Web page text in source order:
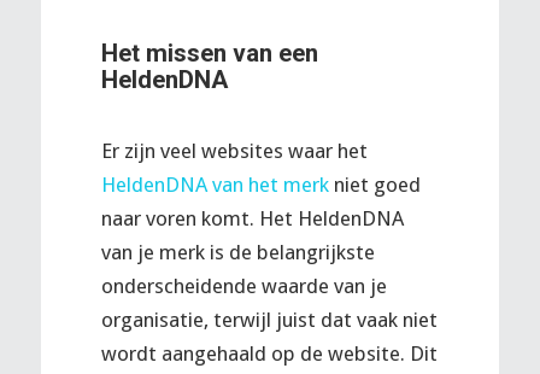
Het missen van een
HeldenDNA
Er zijn veel websites waar het
HeldenDNA van het merkniet goed
naar voren komt. Het HeldenDNA
van je merk is de belangrijkste
onderscheidende waarde van je
organisatie, terwijl juist dat vaak niet
wordt aangehaald op de website. Dit